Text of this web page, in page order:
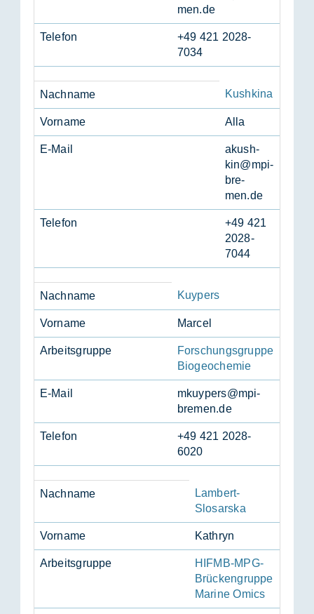
men.de
Te­le­fon
+49 421 2028-
7034
Nach­na­me Kushkina
Vor­na­me Alla
E-Mail
akush­
kin@mpi-
bre­
men.de
Te­le­fon
+49 421
2028-
7044
Nach­na­me Kuypers
Vor­na­me Mar­cel
Ar­beits­grup­pe
Forschungsgruppe
Biogeochemie
E-Mail
mkuy­pers@mpi-
bre­men.de
Te­le­fon
+49 421 2028-
6020
Nach­na­me
Lambert-
Slosarska
Vor­na­me Ka­thryn
Ar­beits­grup­pe
HIFMB-MPG-
Brückengruppe
Marine Omics